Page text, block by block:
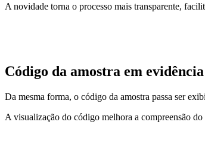
A novidade torna o processo mais transparente,
Código da amostra em
Da mesma forma, o código da amostra passa ser
A visualização do código melhora a compreensão